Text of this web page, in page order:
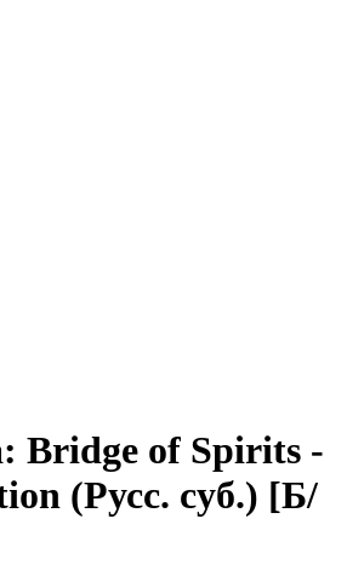
Bridge of Spirits -
(Русс. суб.) [Б/